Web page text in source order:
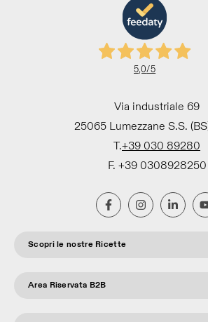
5,0/5
Via industriale 69
25065 Lumezzane S.S.
T.+39 030 89280
F. +39 0308928250
Scopri le nostre Ricette
Area Riservata B2B